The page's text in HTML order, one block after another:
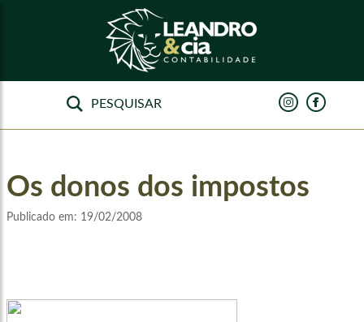
Os donos dos impostos
Publicado em: 19/02/2008